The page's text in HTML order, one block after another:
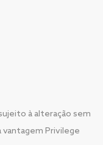
à alteração sem
vantagem Privilege